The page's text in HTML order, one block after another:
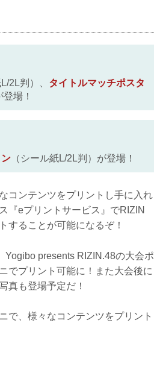
2L判）、 タイトルマッチポスタ
場！
（シール紙L/2L判）が登場！
コンテンツをプリントし手に入れ
『eプリントサービス』でRIZIN
することが可能になるぞ！
Yogibo presents RIZIN.48の大会ポ
でプリント可能に！また大会後に
真も登場予定だ！
で、様々なコンテンツをプリント